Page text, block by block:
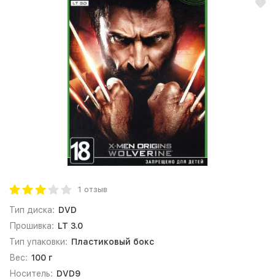
1 отзыв
Тип диска: DVD
Прошивка: LT 3.0
Тип упаковки: Пластиковый бокс
Вес: 100 г
Носитель: DVD9